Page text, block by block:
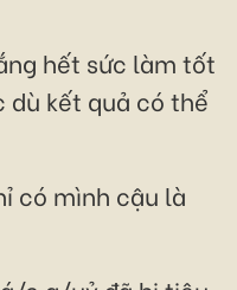
hết sức làm tốt
dù kết quả có thể
có mình cậu là